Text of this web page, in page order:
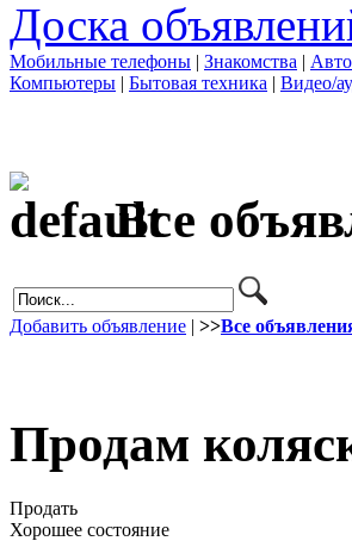
Доска
Мобильные телефоны | Знакомства |
Компьютеры | Бытовая техника | Видео/
Все
Добавить объявление | >>Все
Продам
Продать
Хорошее состояние